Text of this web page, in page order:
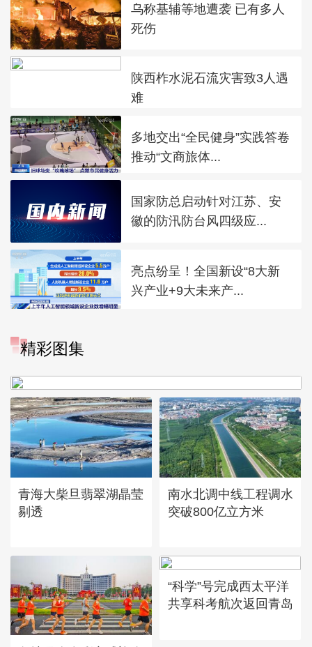
乌称基辅等地遭袭 已有多人
死伤
陕西柞水泥石流灾害致3人遇
难
多地交出“全民健身”实践答卷
推动“文商旅体...
国家防总启动针对江苏、安
徽的防汛防台风四级应...
亮点纷呈！全国新设“8大新
兴产业+9大未来产...
精彩图集
“大地指纹”奏响夏夜文旅乐
青海大柴旦翡翠湖晶莹
剔透
南水北调中线工程调水
突破800亿立方米
“科学”号完成西太平洋
共享科考航次返回青岛